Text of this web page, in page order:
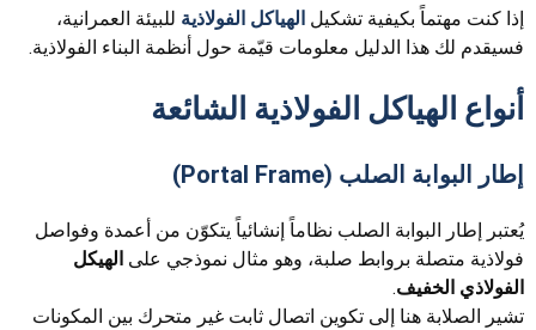
إذا كنت مهتماً بكيفية تشكيل الهياكل الفولاذية للبيئة العمرانية،
فسيقدم لك هذا الدليل معلومات قيّمة حول أنظمة البناء الفولاذية.
أنواع الهياكل الفولاذية الشائعة
إطار البوابة الصلب (Portal Frame)
يُعتبر إطار البوابة الصلب نظاماً إنشائياً يتكوّن من أعمدة وفواصل
فولاذية متصلة بروابط صلبة، وهو مثال نموذجي على الهيكل
الفولاذي الخفيف.
تشير الصلابة هنا إلى تكوين اتصال ثابت غير متحرك بين المكونات